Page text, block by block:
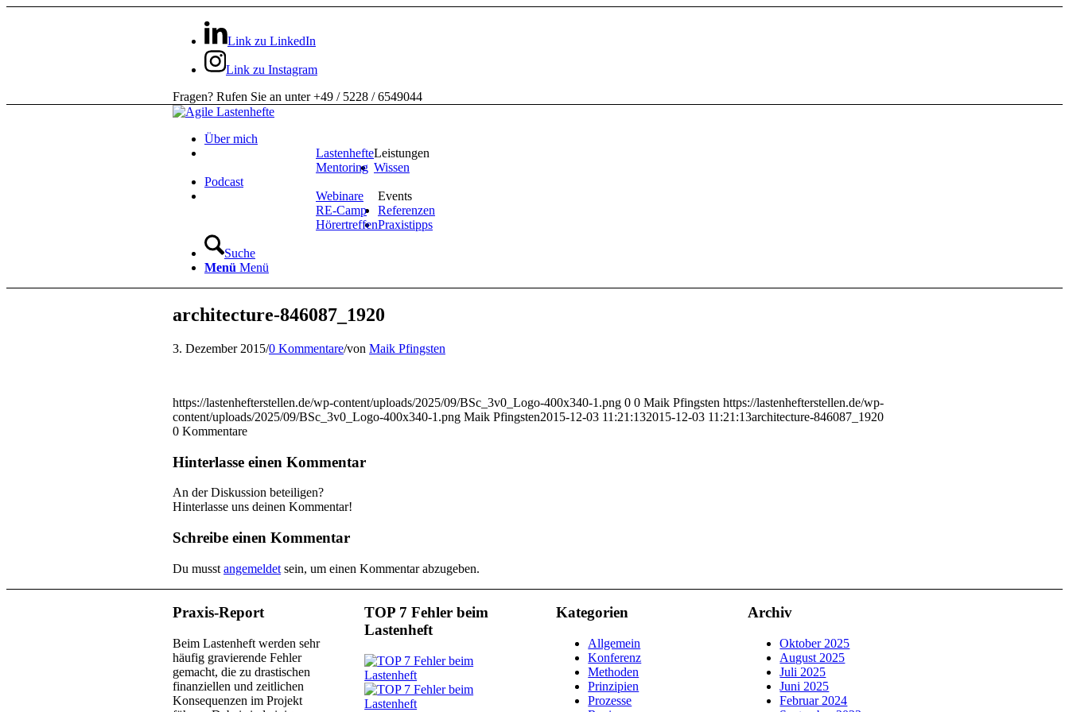
Link zu LinkedIn
Link zu Instagram
Fragen? Rufen Sie an unter +49 / 5228 / 6549044
Über mich
Leistungen
Lastenhefte
Mentoring Wissen
Podcast
Events
Webinare
RE-Camp
Hörertreffen
Referenzen
Praxistipps
Suche
Menü Menü
architecture-846087_1920
3. Dezember 2015/0 Kommentare/von Maik Pfingsten
https://lastenhefterstellen.de/wp-content/uploads/2025/09/BSc_3v0_Logo-400x340-1.png 0 0 Maik Pfingsten https://lastenhefterstellen.de/wp-
content/uploads/2025/09/BSc_3v0_Logo-400x340-1.png Maik Pfingsten2015-12-03 11:21:132015-12-03 11:21:13architecture-846087_1920
0 Kommentare
Hinterlasse einen Kommentar
An der Diskussion beteiligen?
Hinterlasse uns deinen Kommentar!
Schreibe einen Kommentar
Du musst angemeldet sein, um einen Kommentar abzugeben.
Praxis-Report
Beim Lastenheft werden sehr
häufig gravierende Fehler
gemacht, die zu drastischen
finanziellen und zeitlichen
Konsequenzen im Projekt
TOP 7 Fehler beim
Lastenheft
Kategorien
Allgemein
Konferenz
Methoden
Prinzipien
Prozesse
Archiv
Oktober 2025
August 2025
Juli 2025
Juni 2025
Februar 2024